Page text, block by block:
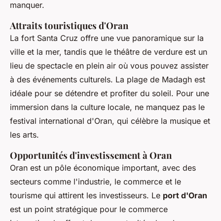
manquer.
Attraits touristiques d'Oran
La fort Santa Cruz offre une vue panoramique sur la
ville et la mer, tandis que le théâtre de verdure est un
lieu de spectacle en plein air où vous pouvez assister
à des événements culturels. La plage de Madagh est
idéale pour se détendre et profiter du soleil. Pour une
immersion dans la culture locale, ne manquez pas le
festival international d'Oran, qui célèbre la musique et
les arts.
Opportunités d'investissement à Oran
Oran est un pôle économique important, avec des
secteurs comme l'industrie, le commerce et le
tourisme qui attirent les investisseurs. Le port d'Oran
est un point stratégique pour le commerce